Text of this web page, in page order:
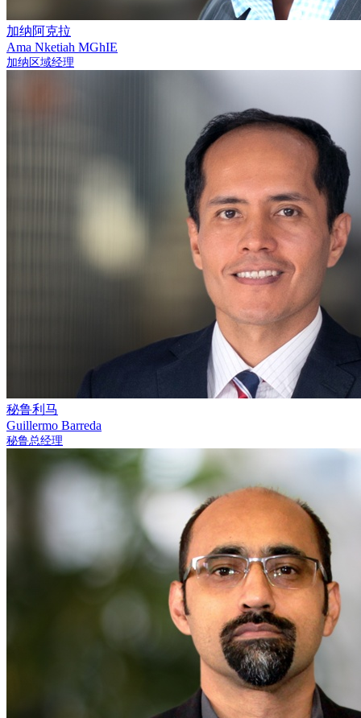
加纳阿克拉
Ama Nketiah MGhIE
加纳区域经理
秘鲁利马
Guillermo Barreda
秘鲁总经理